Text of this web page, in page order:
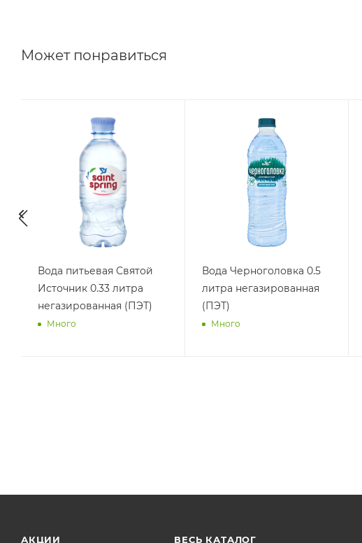
Может понравиться
Вода питьевая Святой
Источник 0.33 литра
негазированная (ПЭТ)
Много
Вода Черноголовка 0.5
литра негазированная
(ПЭТ)
Много
АКЦИИ ВЕСЬ КАТАЛОГ